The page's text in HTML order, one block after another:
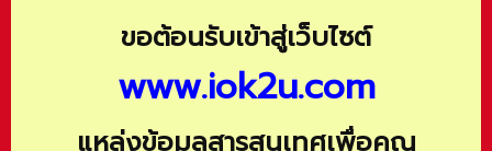
ขอต้อนรับเข้าสู่เว็บไซต์
www.iok2u.com
แหล่งข้อมูลสารสนเทศเพื่อคุณ